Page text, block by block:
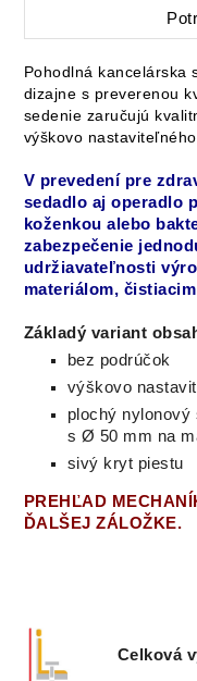
Pohodlná kancelárska
dizajne s preverenou
sedenie zaručujú
výškovo
V prevedení pre
sedadlo aj operadlo
koženkou alebo
zabezpečenie
udržiavateľnosti
materiálom,
Základý variant
bez podrúčok
výškovo
plochý
s Ø 50 mm na
sivý kryt piestu
PREHĽAD
ĎALŠEJ ZÁLOŽKE.
Celková